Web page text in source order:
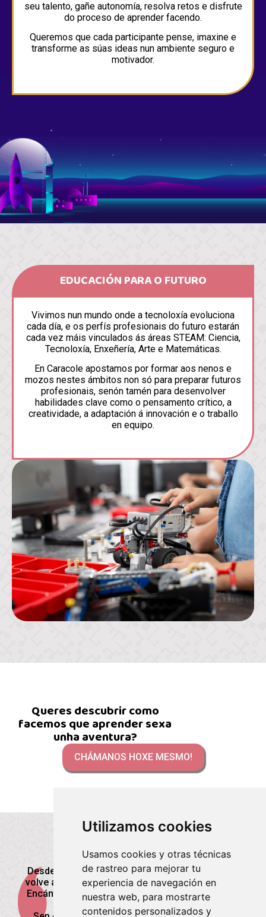
Utilizamos cookies
Usamos cookies y otras técnicas
de rastreo para mejorar tu
experiencia de navegación en
nuestra web, para mostrarte
contenidos personalizados y
seu talento, gañe autonomía, resolva retos e disfrute
do proceso de aprender facendo.
Queremos que cada participante pense, imaxine e
transforme as súas ideas nun ambiente seguro e
motivador.
EDUCACIÓN PARA O FUTURO
Vivimos nun mundo onde a tecnoloxía evoluciona
cada día, e os perfís profesionais do futuro estarán
cada vez máis vinculados ás áreas STEAM: Ciencia,
Tecnoloxía, Enxeñería, Arte e Matemáticas.
En Caracole apostamos por formar aos nenos e
mozos nestes ámbitos non só para preparar futuros
profesionais, senón tamén para desenvolver
habilidades clave como o pensamento crítico, a
creatividade, a adaptación á innovación e o traballo
en equipo.
Queres descubrir como
facemos que aprender sexa
unha aventura?
CHÁMANOS HOXE MESMO!
Opinións
Desde que Xoán comezou en Caracole, cada día
volve a casa contando algo novo e emocionante.
Encántalle aprender con robótica e experimentar
con proxectos STEAM.